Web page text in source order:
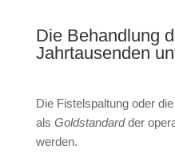
Die Behandlung
Jahrtausenden
Die Fistelspaltung oder
als Goldstandard der
werden.